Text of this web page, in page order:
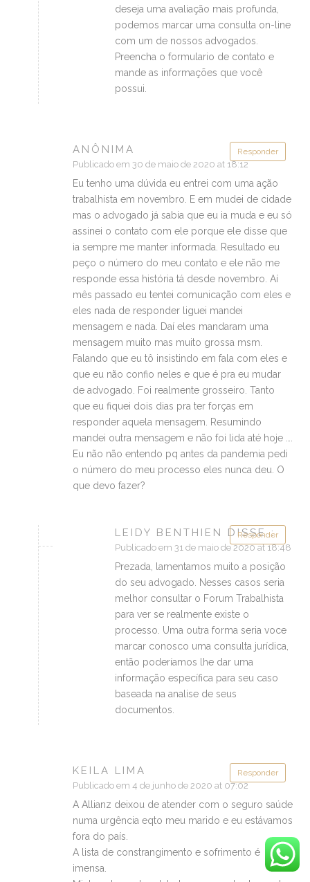
deseja uma avaliação mais profunda,
podemos marcar uma consulta on-line
com um de nossos advogados.
Preencha o formulario de contato e
mande as informações que você
possui.
Responder
ANÔNIMA
Publicado em 30 de maio de 2020 at 18:12
Eu tenho uma dúvida eu entrei com uma ação
trabalhista em novembro. E em mudei de cidade
mas o advogado já sabia que eu ia muda e eu só
assinei o contato com ele porque ele disse que
ia sempre me manter informada. Resultado eu
peço o número do meu contato e ele não me
responde essa história tá desde novembro. Aí
mês passado eu tentei comunicação com eles e
eles nada de responder liguei mandei
mensagem e nada. Daí eles mandaram uma
mensagem muito mas muito grossa msm.
Falando que eu tô insistindo em fala com eles e
que eu não confio neles e que é pra eu mudar
de advogado. Foi realmente grosseiro. Tanto
que eu fiquei dois dias pra ter forças em
responder aquela mensagem. Resumindo
mandei outra mensagem e não foi lida até hoje ….
Eu não não entendo pq antes da pandemia pedi
o número do meu processo eles nunca deu. O
que devo fazer?
Responder
LEIDY BENTHIEN DISSE :
Publicado em 31 de maio de 2020 at 18:48
Prezada, lamentamos muito a posição
do seu advogado. Nesses casos seria
melhor consultar o Forum Trabalhista
para ver se realmente existe o
processo. Uma outra forma seria voce
marcar conosco uma consulta jurídica,
então poderíamos lhe dar uma
informação específica para seu caso
baseada na analise de seus
documentos.
Responder
KEILA LIMA
Publicado em 4 de junho de 2020 at 07:02
A Allianz deixou de atender com o seguro saúde
numa urgência eqto meu marido e eu estávamos
fora do país.
A lista de constrangimento e sofrimento é
imensa.